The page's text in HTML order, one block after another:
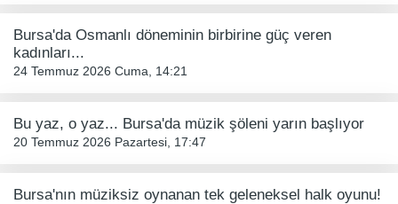
Bursa'da Osmanlı döneminin birbirine güç veren
kadınları...
24 Temmuz 2026 Cuma, 14:21
Bu yaz, o yaz... Bursa'da müzik şöleni yarın başlıyor
20 Temmuz 2026 Pazartesi, 17:47
Bursa'nın müziksiz oynanan tek geleneksel halk oyunu!